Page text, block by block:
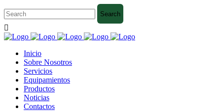
Inicio
Sobre Nosotros
Servicios
Equipamientos
Productos
Noticias
Contactos